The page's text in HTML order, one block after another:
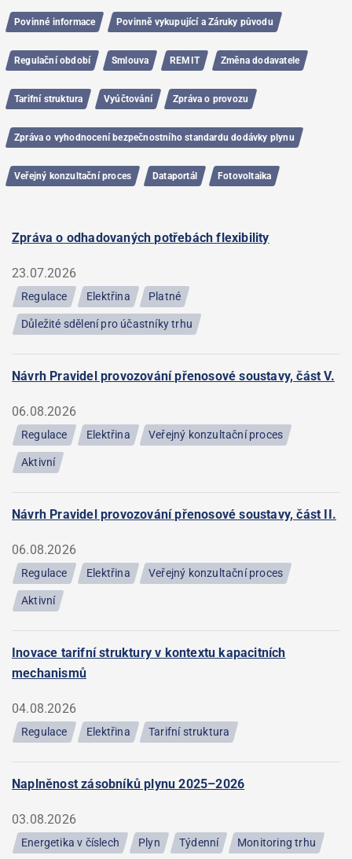
Povinné informace Povinně vykupující a Záruky původu
Regulační období Smlouva REMIT Změna dodavatele
Tarifní struktura Vyúčtování Zpráva o provozu
Zpráva o vyhodnocení bezpečnostního standardu dodávky plynu
Veřejný konzultační proces Dataportál Fotovoltaika
Zpráva o odhadovaných potřebách flexibility
23.07.2026
Regulace Elektřina Platné
Důležité sdělení pro účastníky trhu
Návrh Pravidel provozování přenosové soustavy, část V.
06.08.2026
Regulace Elektřina Veřejný konzultační proces
Aktivní
Návrh Pravidel provozování přenosové soustavy, část II.
06.08.2026
Regulace Elektřina Veřejný konzultační proces
Aktivní
Inovace tarifní struktury v kontextu kapacitních
mechanismů
04.08.2026
Regulace Elektřina Tarifní struktura
Naplněnost zásobníků plynu 2025–2026
03.08.2026
Energetika v číslech Plyn Týdenní Monitoring trhu